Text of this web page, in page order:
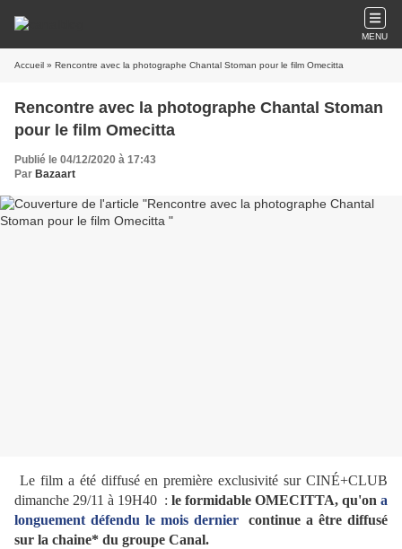
MENU
Accueil » Rencontre avec la photographe Chantal Stoman pour le film Omecitta
Rencontre avec la photographe Chantal Stoman
pour le film Omecitta
Publié le 04/12/2020 à 17:43
Par Bazaart
Le film a été diffusé en première exclusivité sur CINÉ+CLUB
dimanche 29/11 à 19H40 : le formidable OMECITTA, qu'on a
longuement défendu le mois dernier
continue a être diffusé
sur la chaine* du groupe Canal.